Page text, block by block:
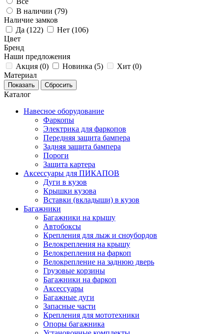
В наличии (79)
Наличие замков
Да (122) Нет (106)
Цвет
Бренд
Наши предложения
Акция (0) Новинка (5) Хит (0)
Материал
Каталог
Навесное оборудование
Фаркопы
Электрика для фаркопов
Передняя защита бампера
Задняя защита бампера
Пороги
Защита картера
Аксессуары для ПИКАПОВ
Дуги в кузов
Крышки кузова
Вставки (вкладыши) в кузов
Багажники
Багажники на крышу
Автобоксы
Крепления для лыж и сноубордов
Велокрепления на крышу
Велокрепления на фаркоп
Велокрепление на заднюю дверь
Грузовые корзины
Багажники на фаркоп
Аксессуары
Багажные дуги
Запасные части
Крепления для мототехники
Опоры багажника